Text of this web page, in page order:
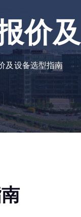
价
及设备选型指南